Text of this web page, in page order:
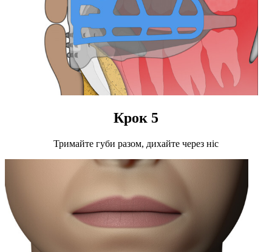
Крок 5
Тримайте губи разом, дихайте через ніс